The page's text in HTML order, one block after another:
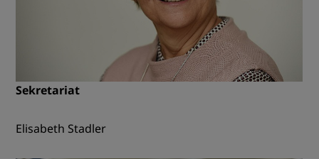
Sekretariat
Elisabeth Stadler